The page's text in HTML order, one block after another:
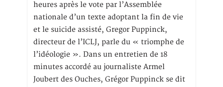
heures après le vote par l’Assemblée
nationale d’un texte adoptant la fin de vie
et le suicide assisté, Gregor Puppinck,
directeur de l’ICLJ, parle du « triomphe de
l’idéologie ». Dans un entretien de 18
minutes accordé au journaliste Armel
Joubert des Ouches, Grégor Puppinck se dit